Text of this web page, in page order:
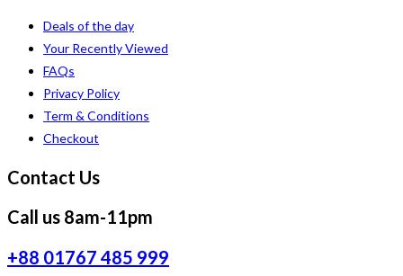
Deals of the day
Your Recently Viewed
FAQs
Privacy Policy
Term & Conditions
Checkout
Contact Us
Call us 8am-11pm
+88 01767 485 999